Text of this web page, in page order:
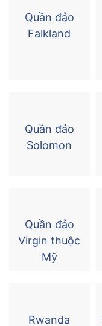
Quần đảo
Falkland
Quần đảo
Solomon
Quần đảo
Virgin thuộc
Mỹ
Rwanda